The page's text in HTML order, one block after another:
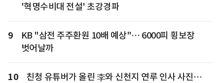
'혁명수비대 전설' 초강경파
9
KB "삼전 주주환원 10배 예상"… 6000피 횡보장
벗어날까
10
친청 유튜버가 올린 李와 신천지 연루 인사 사진…